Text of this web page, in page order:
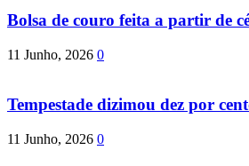
Bolsa de couro feita a partir de
11 Junho, 2026 0
Tempestade dizimou dez por
11 Junho, 2026 0